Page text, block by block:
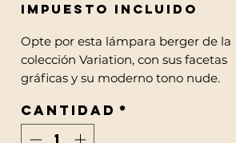
Impuesto incluido
Opte por esta lámpara berger de la
colección Variation, con sus facetas
gráficas y su moderno tono nude.
Cantidad *